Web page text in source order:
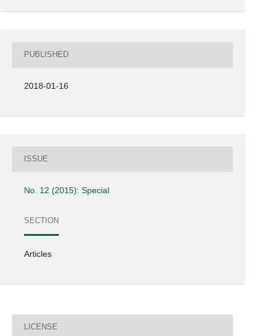
PUBLISHED
2018-01-16
ISSUE
No. 12 (2015): Special
SECTION
Articles
LICENSE